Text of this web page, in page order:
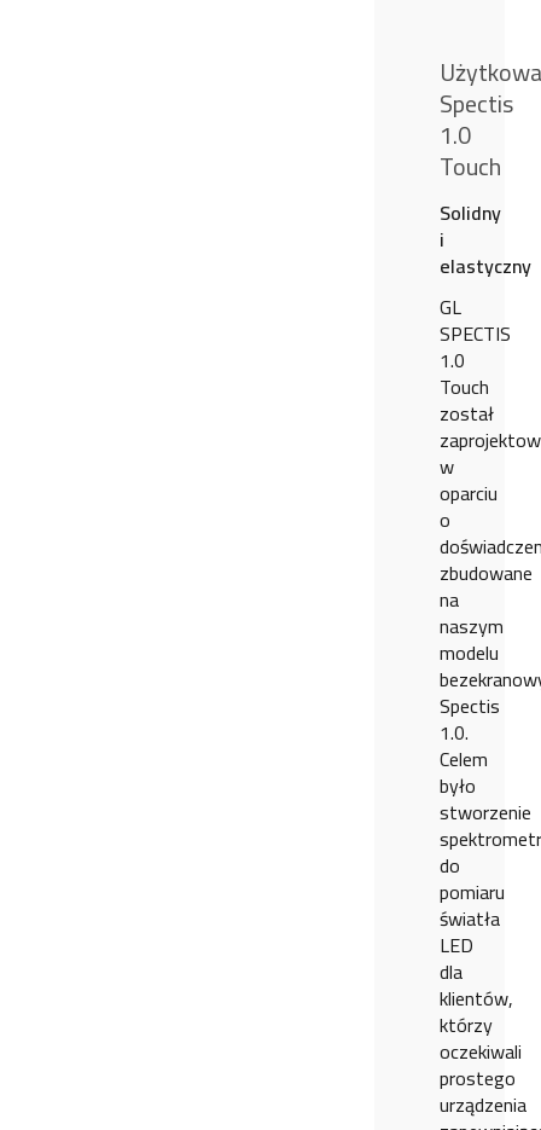
Spectis
1.0
Touch
Solidny
i
elastyczny
GL
SPECTIS
1.0
Touch
został
w
oparciu
o
zbudowane
na
naszym
modelu
Spectis
1.0.
Celem
było
stworzenie
do
pomiaru
światła
LED
dla
klientów,
którzy
oczekiwali
prostego
urządzenia